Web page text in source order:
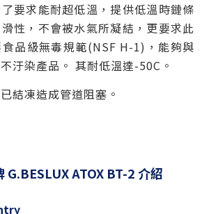
要求能耐超低溫，提供低溫時鏈條
性，不會被水氣所凝結，更要求此
品級無毒規範(NSF H-1)，能夠與
汙染產品。 其耐低溫達-50C。
結凍造成管道阻塞。
G.BESLUX ATOX BT-2介紹